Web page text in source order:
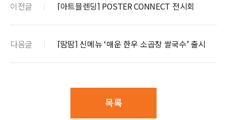
이전글 [아트블렌딩] POSTER CONNECT 전시회
[땀땀] 신메뉴 ‘매운 한우 소곱창 쌀국수’ 출시
다음글
목록